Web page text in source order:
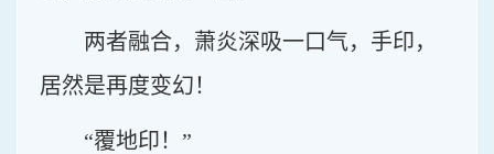
两者融合，萧炎深吸一口气，手印，
居然是再度变幻！
“覆地印！”